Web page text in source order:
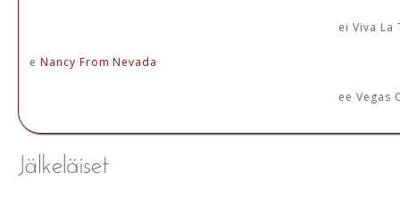
e Nancy From Nevada
ei Viva La
ee Vegas